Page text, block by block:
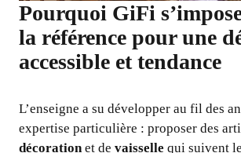
Pourquoi GiFi
la référence pour une
accessible et tendance
L’enseigne a su développer au fil des
expertise particulière : proposer des
décorationet de vaisselle qui suivent